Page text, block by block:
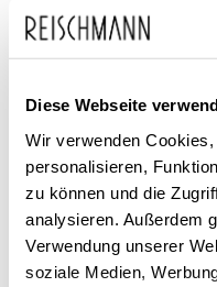
Diese Webseite
Wir verwenden
personalisieren,
zu können und die
analysieren. Außerdem
Verwendung unserer
soziale Medien,
Tamaris
Damen Stiefeletten
99,95 €
79,99 €